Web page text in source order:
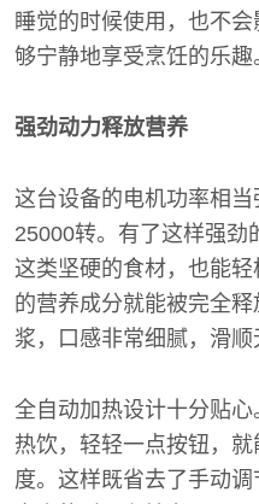
睡觉的时候使用，也不
够宁静地享受烹饪的乐趣
强劲动力释放营养
这台设备的电机功率相
25000转。有了这样强劲
这类坚硬的食材，也能
的营养成分就能被完全
浆，口感非常细腻，滑顺
全自动加热设计十分贴
热饮，轻轻一点按钮，
度。这样既省去了手动